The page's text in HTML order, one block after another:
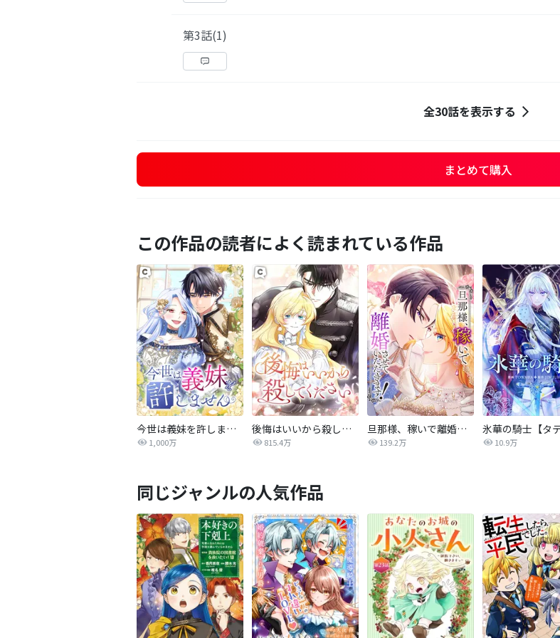
第3話(1)
全30話を表示する
まとめて購入
この作品の読者によく読まれている作品
今世は義妹を許しません
1,000万
後悔はいいから殺してください
815.4万
旦那様、稼いで離婚させていただきます！
139.2万 10.9万
同じジャンルの人気作品